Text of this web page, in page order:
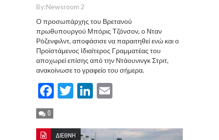
By:Newsroom 2
Ο προσωπάρχης του Βρετανού
πρωθυπουργού Μπόρις Τζόνσον, ο Νταν
Ρόζενφιλντ, αποφάσισε να παραιτηθεί ενώ και ο
Προϊστάμενος Ιδιαίτερος Γραμματέας του
αποχωρεί επίσης από την Ντάουνινγκ Στριτ,
ανακοίνωσε το γραφείο του σήμερα.
Facebook
TwitterLinkedIn
0
ΔΙΕΘΝΗ